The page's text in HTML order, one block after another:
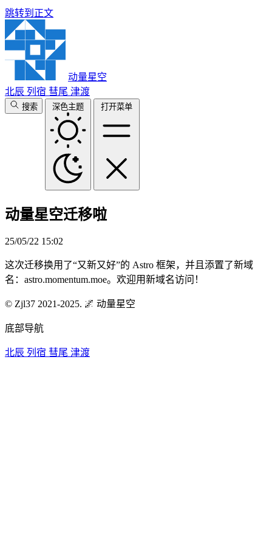
跳转到正文
动量星空
北辰 列宿 彗尾 津渡
搜索 深色主题 打开菜单
动量星空迁移啦
25/05/22 15:02
这次迁移换用了“又新又好”的 Astro 框架，并且添置了新域
名：astro.momentum.moe。欢迎用新域名访问！
© Zjl37 2021-2025. 🌌 动量星空
底部导航
北辰 列宿 彗尾 津渡